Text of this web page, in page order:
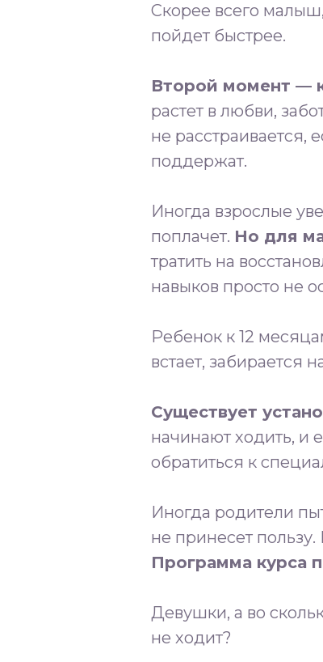
Скорее всего
пойдет быстрее.
Второй момент —
растет в любви,
не расстраивается,
поддержат.
Иногда взрослые
поплачет. Но для
тратить на
навыков просто не
Ребенок к 12
встает, забирается
Существует
начинают ходить, и
обратиться к
Иногда родители
не принесет
Программа курса
Девушки, а во
не ходит?